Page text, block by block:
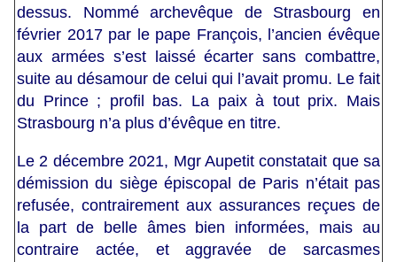
dessus. Nommé archevêque de Strasbourg en
février 2017 par le pape François, l’ancien évêque
aux armées s’est laissé écarter sans combattre,
suite au désamour de celui qui l’avait promu. Le fait
du Prince ; profil bas. La paix à tout prix. Mais
Strasbourg n’a plus d’évêque en titre.
Le 2 décembre 2021, Mgr Aupetit constatait que sa
démission du siège épiscopal de Paris n’était pas
refusée, contrairement aux assurances reçues de
la part de belle âmes bien informées, mais au
contraire actée, et aggravée de sarcasmes